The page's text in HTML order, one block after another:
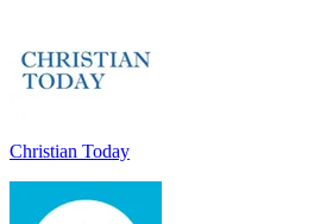
Christian Today